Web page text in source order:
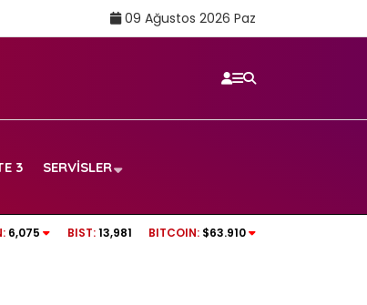
09 Ağustos 2026 Paz
3 SERVISLER
Sigarayı bırakmanın bir faydası daha
6,075 BIST: 13,981 BITCOIN: $63.910